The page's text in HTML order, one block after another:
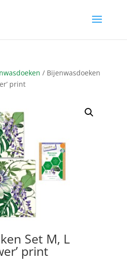
/ Bijenwasdoeken
print
Set M, L
print